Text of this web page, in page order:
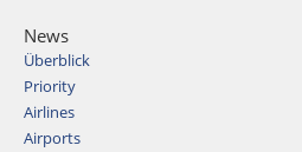
News
Überblick
Priority
Airlines
Airports